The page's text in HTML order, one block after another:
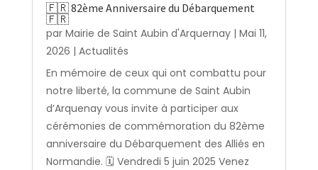
🇫🇷 82ème Anniversaire du Débarquement
🇫🇷
par Mairie de Saint Aubin d'Arquernay| Mai 11,
2026 | Actualités
En mémoire de ceux qui ont combattu pour
notre liberté, la commune de Saint Aubin
d’Arquenay vous invite à participer aux
cérémonies de commémoration du 82ème
anniversaire du Débarquement des Alliés en
Normandie. 🗓️ Vendredi 5 juin 2025 Venez